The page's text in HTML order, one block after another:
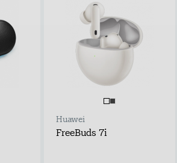
Huawei
FreeBuds 7i